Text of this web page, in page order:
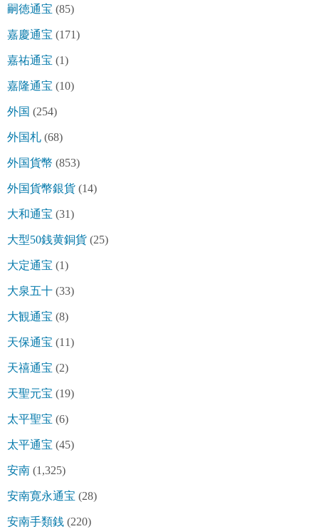
嗣徳通宝 (85)
嘉慶通宝 (171)
嘉祐通宝 (1)
嘉隆通宝 (10)
外国 (254)
外国札 (68)
外国貨幣 (853)
外国貨幣銀貨 (14)
大和通宝 (31)
大型50銭黄銅貨 (25)
大定通宝 (1)
大泉五十 (33)
大観通宝 (8)
天保通宝 (11)
天禧通宝 (2)
天聖元宝 (19)
太平聖宝 (6)
太平通宝 (45)
安南 (1,325)
安南寛永通宝 (28)
安南手類銭 (220)